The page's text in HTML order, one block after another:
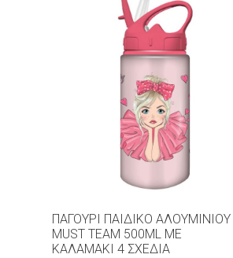
ΠΑΓΟΎΡΙ ΠΑΙΔΙΚΌ ΑΛΟΥΜΙΝΊΟΥ
MUST TEAM 500ML ΜΕ
ΚΑΛΑΜΆΚΙ 4 ΣXΈΔΙΑ